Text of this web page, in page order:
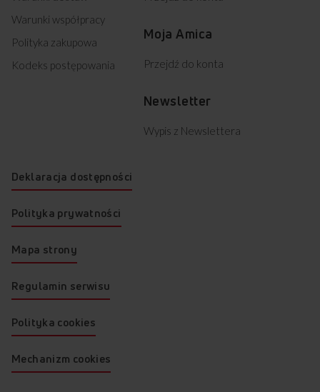
Warunki współpracy
Polityka zakupowa
Kodeks postępowania
Moja Amica
Przejdź do konta
Newsletter
Wypis z Newslettera
Deklaracja dostępności
Polityka prywatności
Mapa strony
Regulamin serwisu
Polityka cookies
Mechanizm cookies